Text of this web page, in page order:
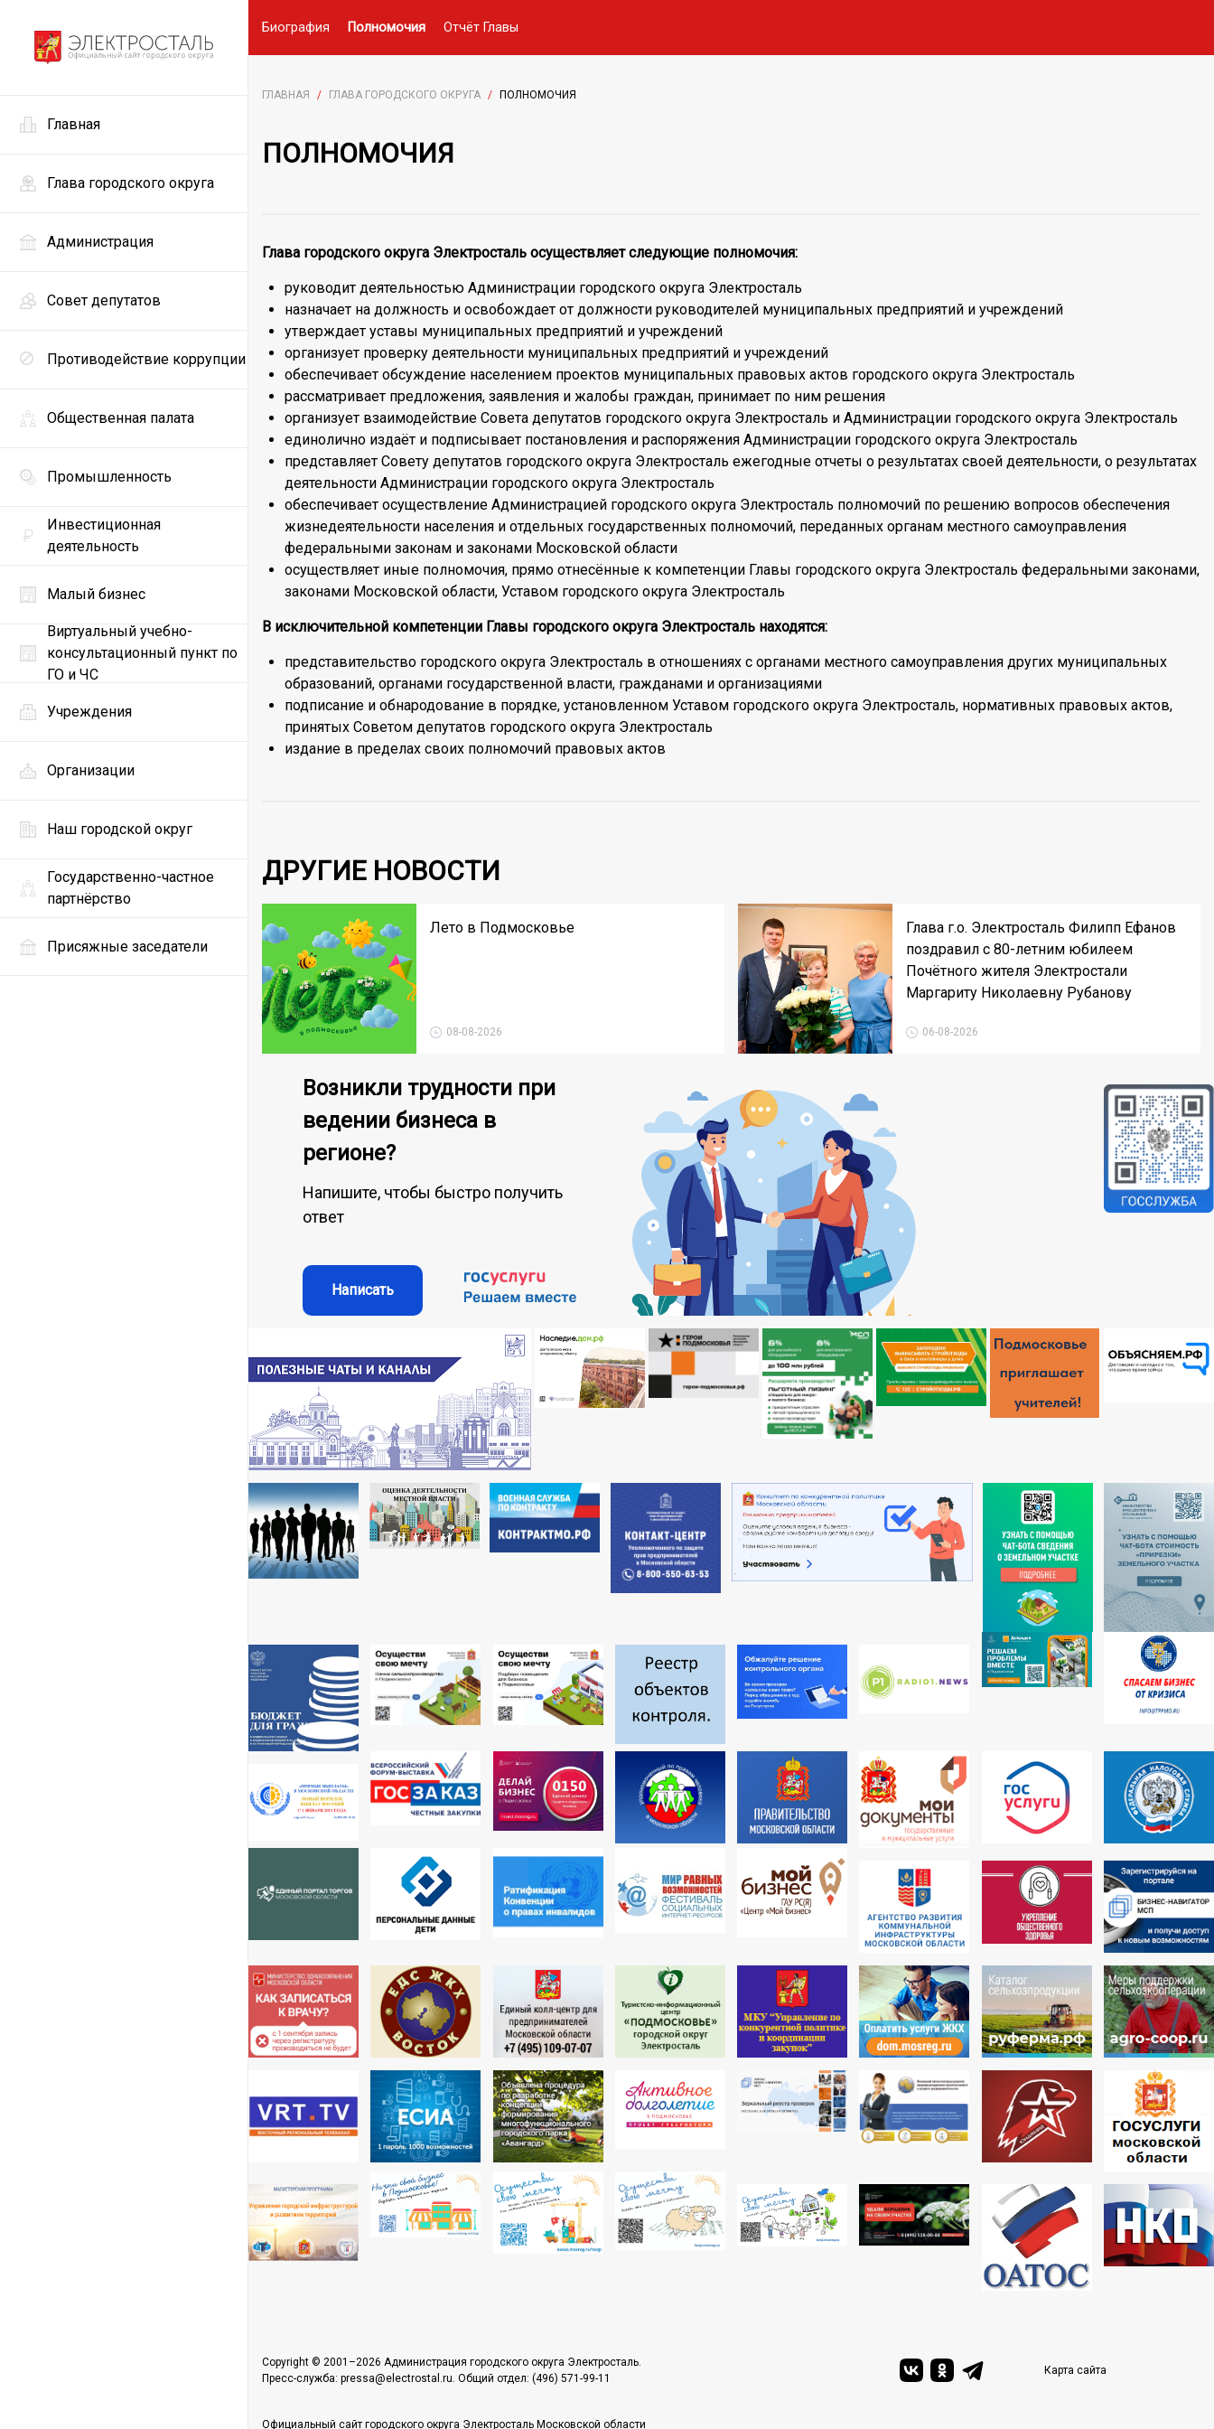
Главная
Глава городского округа
Администрация
Совет депутатов
Противодействие коррупции
Общественная палата
Промышленность
Инвестиционная
деятельность
Малый бизнес
Виртуальный учебно-
консультационный пункт по
ГО и ЧС
Учреждения
Организации
Наш городской округ
Государственно-частное
партнёрство
Присяжные заседатели
Биография Полномочия Отчёт Главы
ГЛАВНАЯ / ГЛАВА ГОРОДСКОГО ОКРУГА / ПОЛНОМОЧИЯ
ПОЛНОМОЧИЯ
Глава городского округа Электросталь осуществляет следующие полномочия:
руководит деятельностью Администрации городского округа Электросталь
назначает на должность и освобождает от должности руководителей муниципальных предприятий и учреждений
утверждает уставы муниципальных предприятий и учреждений
организует проверку деятельности муниципальных предприятий и учреждений
обеспечивает обсуждение населением проектов муниципальных правовых актов городского округа Электросталь
рассматривает предложения, заявления и жалобы граждан, принимает по ним решения
организует взаимодействие Совета депутатов городского округа Электросталь и Администрации городского округа Электросталь
единолично издаёт и подписывает постановления и распоряжения Администрации городского округа Электросталь
представляет Совету депутатов городского округа Электросталь ежегодные отчеты о результатах своей деятельности, о результатах
деятельности Администрации городского округа Электросталь
обеспечивает осуществление Администрацией городского округа Электросталь полномочий по решению вопросов обеспечения
жизнедеятельности населения и отдельных государственных полномочий, переданных органам местного самоуправления
федеральными законам и законами Московской области
осуществляет иные полномочия, прямо отнесённые к компетенции Главы городского округа Электросталь федеральными законами,
законами Московской области, Уставом городского округа Электросталь
В исключительной компетенции Главы городского округа Электросталь находятся:
представительство городского округа Электросталь в отношениях с органами местного самоуправления других муниципальных
образований, органами государственной власти, гражданами и организациями
подписание и обнародование в порядке, установленном Уставом городского округа Электросталь, нормативных правовых актов,
принятых Советом депутатов городского округа Электросталь
издание в пределах своих полномочий правовых актов
ДРУГИЕ НОВОСТИ
Лето в Подмосковье
08-08-2026
Глава г.о. Электросталь Филипп Ефанов
поздравил с 80-летним юбилеем
Почётного жителя Электростали
Маргариту Николаевну Рубанову
06-08-2026
Возникли трудности при
ведении бизнеса в
регионе?
Напишите, чтобы быстро получить
ответ
Написать
Copyright © 2001–2026 Администрация городского округа Электросталь.
Пресс-служба: pressa@electrostal.ru. Общий отдел: (496) 571-99-11
Карта сайта
Официальный сайт городского округа Электросталь Московской области